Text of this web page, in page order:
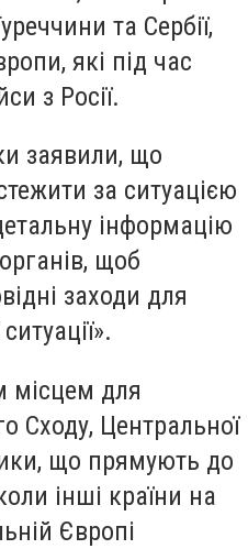
та Сербії,
які під час
з Росії.
заявили, що
за ситуацією
інформацію
щоб
заходи для
місцем для
Сходу, Центральної
що прямують до
інші країни на
Європі